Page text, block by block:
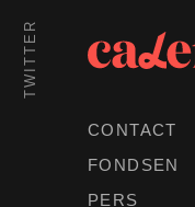
TWITTER
CONTACT
FONDSEN
PERS